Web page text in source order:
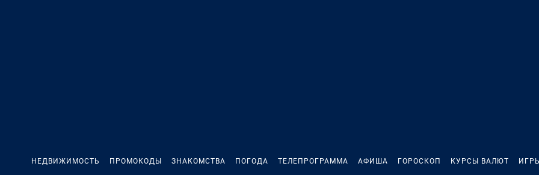
НЕДВИЖИМОСТЬ ПРОМОКОДЫ ЗНАКОМСТВА ПОГОДА ТЕЛЕПРОГРАММА АФИША ГОРОСКОП КУРСЫ ВАЛЮТ